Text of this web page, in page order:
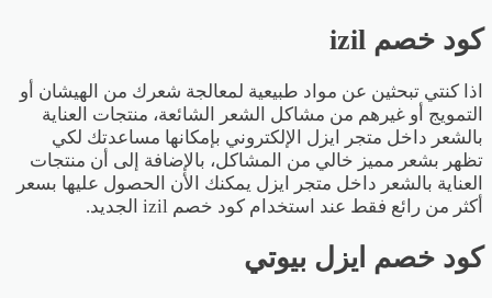
كود خصم izil
اذا كنتي تبحثين عن مواد طبيعية لمعالجة شعرك من الهيشان أو
التمويج أو غيرهم من مشاكل الشعر الشائعة، منتجات العناية
بالشعر داخل متجر ايزل الإلكتروني بإمكانها مساعدتك لكي
تظهر بشعر مميز خالي من المشاكل، بالإضافة إلى أن منتجات
العناية بالشعر داخل متجر ايزل يمكنك الأن الحصول عليها بسعر
أكثر من رائع فقط عند استخدام كود خصم izil الجديد.
كود خصم ايزل بيوتي